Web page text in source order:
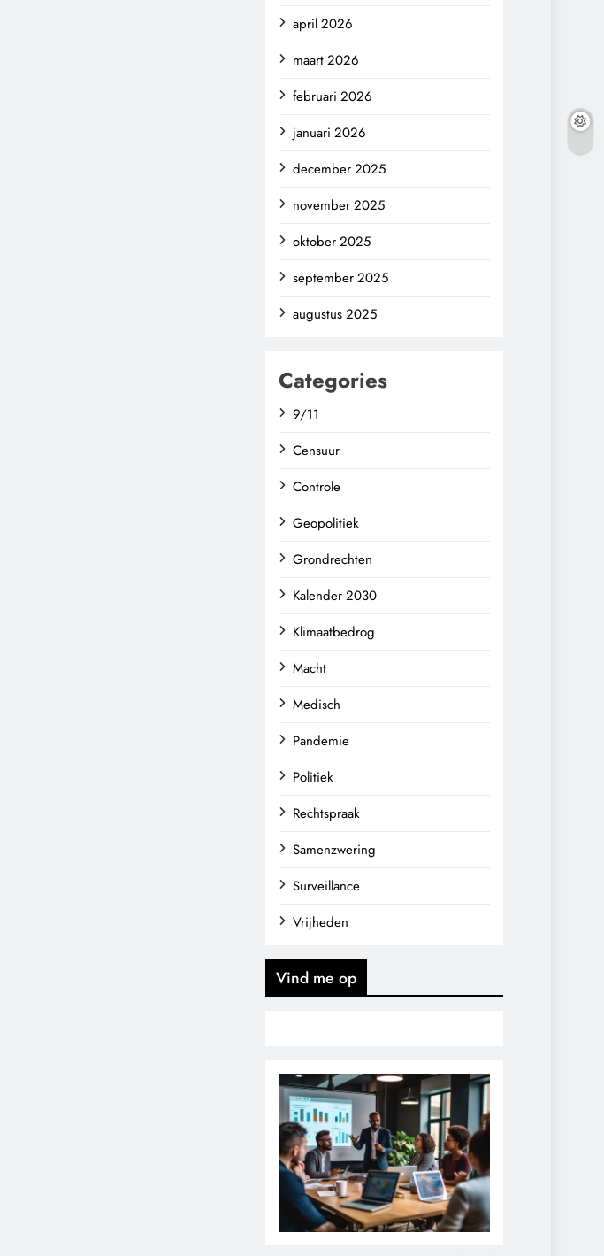
april 2026
maart 2026
februari 2026
januari 2026
december 2025
november 2025
oktober 2025
september 2025
augustus 2025
Categories
9/11
Censuur
Controle
Geopolitiek
Grondrechten
Kalender 2030
Klimaatbedrog
Macht
Medisch
Pandemie
Politiek
Rechtspraak
Samenzwering
Surveillance
Vrijheden
Vind me op